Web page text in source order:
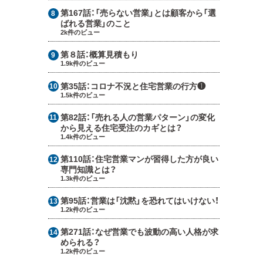
第167話： 「売らない営業」とは顧客から「選
ばれる営業」のこと
2k件のビュー
第８話：概算見積もり
1.9k件のビュー
第35話： コロナ不況と住宅営業の行方❶
1.5k件のビュー
第82話： 「売れる人の営業パターン」の変化
から見える住宅受注のカギとは？
1.4k件のビュー
第110話：住宅営業マンが習得した方が良い
専門知識とは？
1.3k件のビュー
第95話：営業は「沈黙」を恐れてはいけない！
1.2k件のビュー
第271話：なぜ営業でも波動の高い人格が求
められる？
1.2k件のビュー